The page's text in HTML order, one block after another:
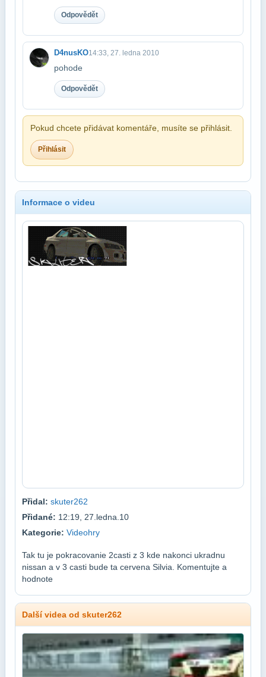
Odpovědět
D4nusKO14:33, 27. ledna 2010
pohode
Odpovědět
Pokud chcete přidávat komentáře, musíte se přihlásit.
Přihlásit
Informace o videu
Přidal: skuter262
Přidané: 12:19, 27.ledna.10
Kategorie: Videohry
Tak tu je pokracovanie 2casti z 3 kde nakonci ukradnu
nissan a v 3 casti bude ta cervena Silvia. Komentujte a
hodnote
Další videa od skuter262